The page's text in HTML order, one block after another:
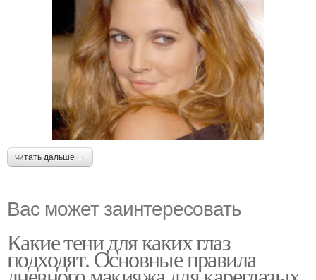
читать дальше →
Вас может заинтересовать
Какие тени для каких глаз
подходят. Основные правила